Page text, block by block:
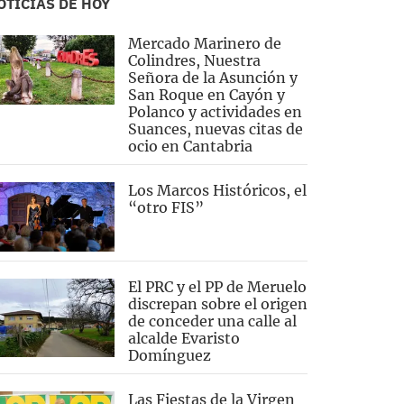
DE HOY
Mercado Marinero de
Colindres, Nuestra
Señora de la Asunción y
San Roque en Cayón y
Polanco y actividades en
Suances, nuevas citas de
ocio en Cantabria
Los Marcos Históricos, el
“otro FIS”
El PRC y el PP de Meruelo
discrepan sobre el origen
de conceder una calle al
alcalde Evaristo
Domínguez
Las Fiestas de la Virgen